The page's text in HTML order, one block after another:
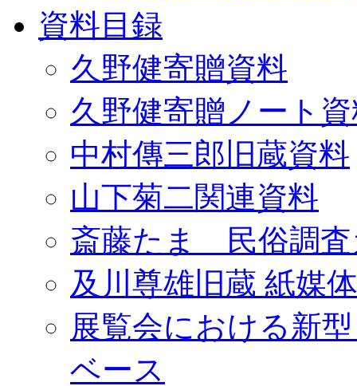
資料目録
久野健寄贈資料
久野健寄贈ノート
中村傳三郎旧蔵資料
山下菊二関連資料
斎藤たま 民俗調査
及川尊雄旧蔵 紙媒
展覧会における新
ベース